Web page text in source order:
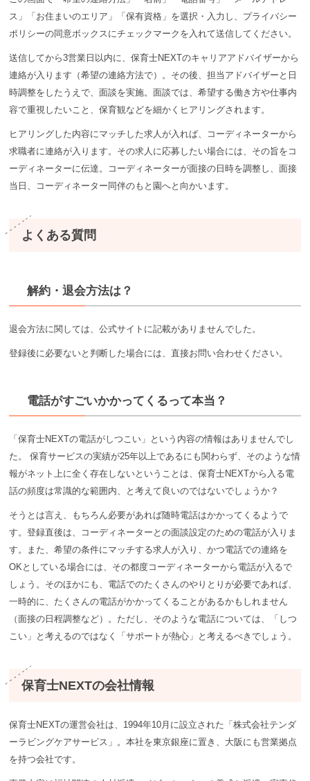
ス」「お住まいのエリア」「保有資格」を選択・入力し、プライバシー
ポリシーの同意ボックスにチェックマークを入れて送信してください。
送信してから3営業日以内に、保育⼠NEXTのキャリアアドバイザーから
連絡が入ります（希望の連絡方法で）。その後、担当アドバイザーと日
時調整をしたうえで、面談を実施。面談では、希望する働き方や仕事内
容で重視したいこと、保育観などを細かくヒアリングされます。
ヒアリングした内容にマッチした求人が入れば、コーディネーターから
求職者に連絡が入ります。その求人に応募したい場合には、その旨をコ
ーディネーターに伝達。コーディネーターが面接の日時を調整し、面接
当日、コーディネーター同伴のもと園へと向かいます。
よくある質問
解約・退会方法は？
退会方法に関しては、公式サイトに記載がありませんでした。
登録後に必要ないと判断した場合には、直接お問い合わせください。
電話がすごいかかってくるって本当？
「保育⼠NEXTの電話がしつこい」という内容の情報はありませんでし
た。 保育サービスの実績が25年以上であるにも関わらず、そのような情
報がネット上に全く存在しないということは、保育⼠NEXTから入る電
話の頻度は常識的な範囲内、と考えて良いのではないでしょうか？
そうとは言え、もちろん必要があれば随時電話はかかってくるようで
す。登録直後は、コーディネーターとの面談設定のための電話が入りま
す。また、希望の条件にマッチする求人が入り、かつ電話での連絡を
OKとしている場合には、その都度コーディネーターから電話が入るで
しょう。そのほかにも、電話でのたくさんのやりとりが必要であれば、
一時的に、たくさんの電話がかかってくることがあるかもしれません
（面接の日程調整など）。ただし、そのような電話については、「しつ
こい」と考えるのではなく「サポートが熱心」と考えるべきでしょう。
保育⼠NEXTの会社情報
保育⼠NEXTの運営会社は、1994年10月に設立された「株式会社テンダ
ーラビングケアサービス」。本社を東京銀座に置き、大阪にも営業拠点
を持つ会社です。